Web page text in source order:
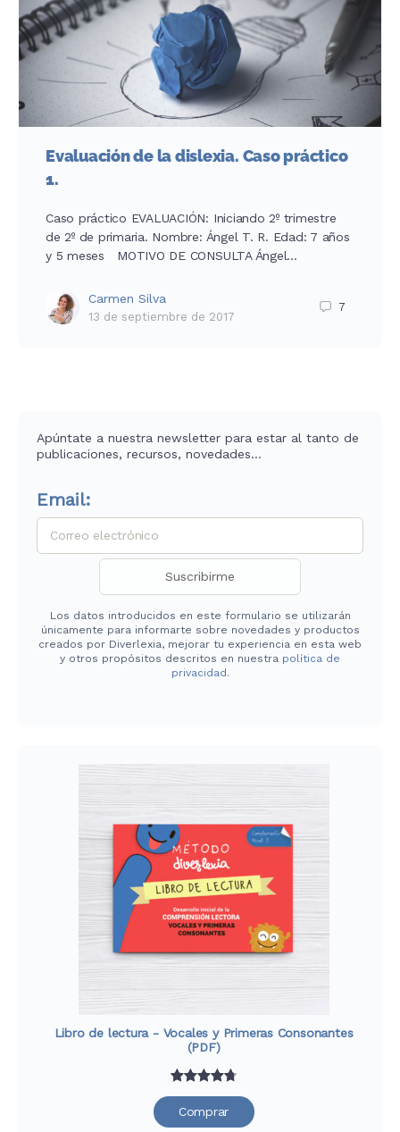
Evaluación de la dislexia. Caso práctico
1.
Caso práctico EVALUACIÓN: Iniciando 2º trimestre
de 2º de primaria. Nombre: Ángel T. R. Edad: 7 años
y 5 meses MOTIVO DE CONSULTA Ángel…
Carmen Silva
13 de septiembre de 2017
7
Apúntate a nuestra newsletter para estar al tanto de
publicaciones, recursos, novedades…
Email:
Los datos introducidos en este formulario se utilizarán
únicamente para informarte sobre novedades y productos
creados por Diverlexia, mejorar tu experiencia en esta web
y otros propósitos descritos en nuestra política de
privacidad.
Libro de lectura - Vocales y Primeras Consonantes
(PDF)
Valorado
con4.79
39
Comprar